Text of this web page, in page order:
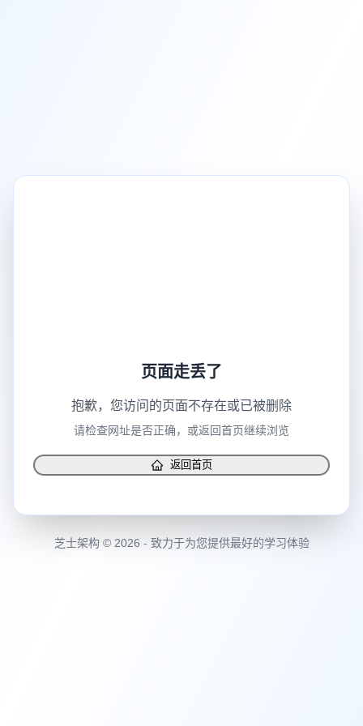
页面走丢了
抱歉，您访问的页面不存在或已被删除
请检查网址是否正确，或返回首页继续浏览
返回首页
芝士架构 © 2026 - 致力于为您提供最好的学习体验